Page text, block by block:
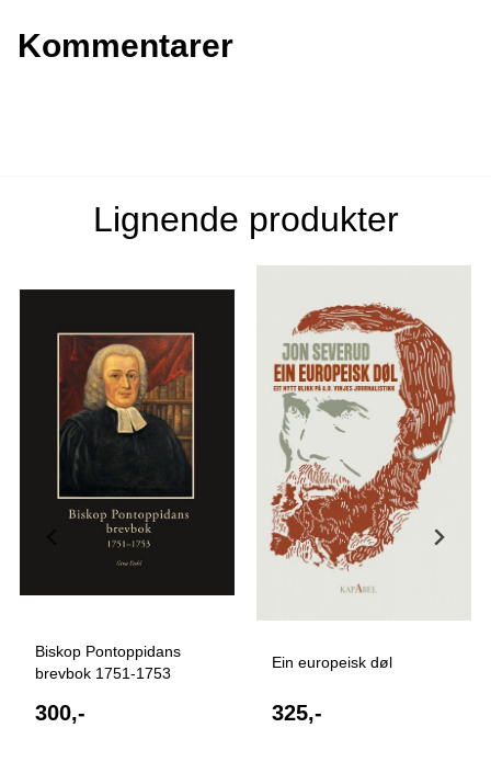
Kommentarer
Lignende produkter
Biskop Pontoppidans
brevbok 1751-1753
300,-
Ein europeisk døl
325,-